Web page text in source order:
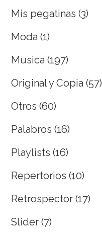
Mis pegatinas (3)
Moda (1)
Musica (197)
Original y Copia (57)
Otros (60)
Palabros (16)
Playlists (16)
Repertorios (10)
Retrospector (17)
Slider (7)